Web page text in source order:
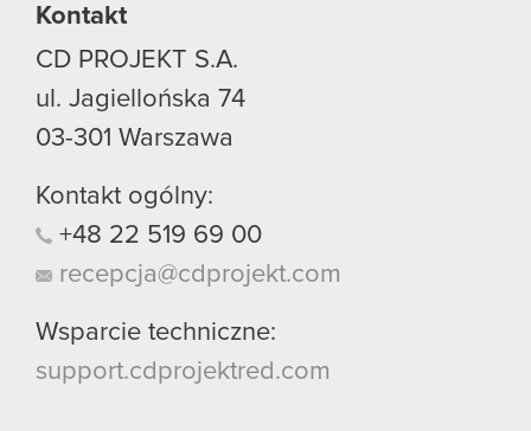
Kontakt
CD PROJEKT S.A.
ul. Jagiellońska 74
03-301 Warszawa
Kontakt ogólny:
+48 22 519 69 00
recepcja@cdprojekt.com
Wsparcie techniczne:
support.cdprojektred.com